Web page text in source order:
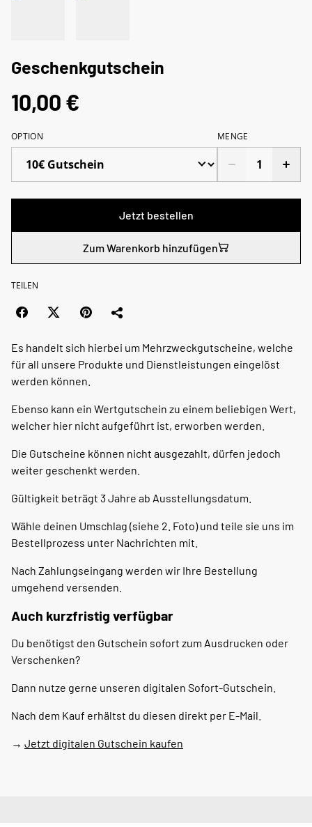
Geschenkgutschein
10,00 €
OPTION MENGE
Jetzt bestellen
Zum Warenkorb hinzufügen
TEILEN
Es handelt sich hierbei um Mehrzweckgutscheine, welche
für all unsere Produkte und Dienstleistungen eingelöst
werden können.
Ebenso kann ein Wertgutschein zu einem beliebigen Wert,
welcher hier nicht aufgeführt ist, erworben werden.
Die Gutscheine können nicht ausgezahlt, dürfen jedoch
weiter geschenkt werden.
Gültigkeit beträgt 3 Jahre ab Ausstellungsdatum.
Wähle deinen Umschlag (siehe 2. Foto) und teile sie uns im
Bestellprozess unter Nachrichten mit.
Nach Zahlungseingang werden wir Ihre Bestellung
umgehend versenden.
Auch kurzfristig verfügbar
Du benötigst den Gutschein sofort zum Ausdrucken oder
Verschenken?
Dann nutze gerne unseren digitalen Sofort-Gutschein.
Nach dem Kauf erhältst du diesen direkt per E-Mail.
→ Jetzt digitalen Gutschein kaufen